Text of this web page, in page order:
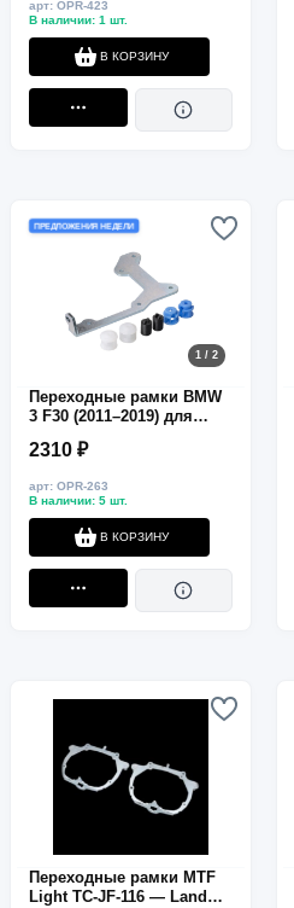
арт: OPR-423
В наличии: 1 шт.
В КОРЗИНУ
ПРЕДЛОЖЕНИЯ НЕДЕЛИ
1 / 2
Переходные рамки BMW
3 F30 (2011–2019) для
Hella 3R/5R
2310 ₽
арт: OPR-263
В наличии: 5 шт.
В КОРЗИНУ
Переходные рамки MTF
Light TC-JF-116 — Land